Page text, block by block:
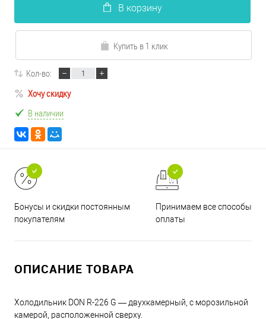
В корзину
Купить в 1 клик
Кол-во:
Хочу скидку
В наличии
Бонусы и скидки постоянным
покупателям
Принимаем все способы
оплаты
ОПИСАНИЕ ТОВАРА
Холодильник DON R-226 G — двухкамерный, с морозильной
камерой, расположенной сверху.